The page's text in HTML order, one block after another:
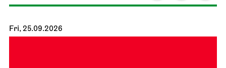
Fri, 25.09.2026